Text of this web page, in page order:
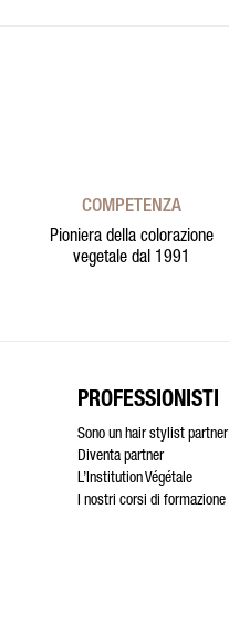
COMPETENZA
Pioniera della colorazione
vegetale dal 1991
PROFESSIONISTI
Sono un hair stylist partner
Diventa partner
L’Institution Végétale
I nostri corsi di formazione